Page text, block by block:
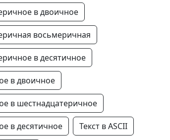
в двоичное
восьмеричная
в десятичное
в двоичное
в шестнадцатеричное
в десятичное Текст в ASCII